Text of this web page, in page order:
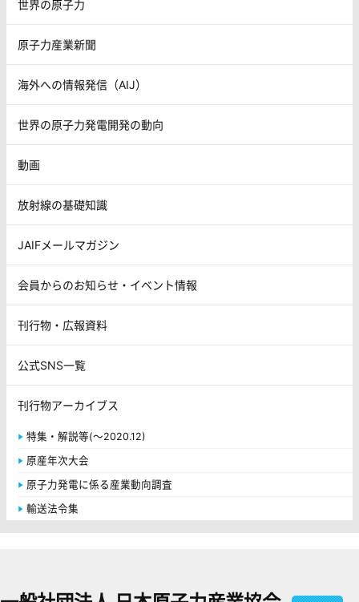
世界の原子力
原子力産業新聞
海外への情報発信（AIJ）
世界の原子力発電開発の動向
動画
放射線の基礎知識
JAIFメールマガジン
会員からのお知らせ・イベント情報
刊行物・広報資料
公式SNS一覧
刊行物アーカイブス
特集・解説等(～2020.12)
原産年次大会
原子力発電に係る産業動向調査
輸送法令集